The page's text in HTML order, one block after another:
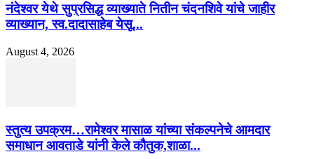
नंदेश्वर येथे सुप्रसिद्ध व्याख्याते नितीन चंदनशिवे यांचे जाहीर
व्याख्यान, स्व.दादासाहेब येसू...
August 4, 2026
स्तुत्य उपक्रम…रामेश्वर मासाळ यांच्या संकल्पनेचे आमदार
समाधान आवताडे यांनी केले कौतुक,शाळा...